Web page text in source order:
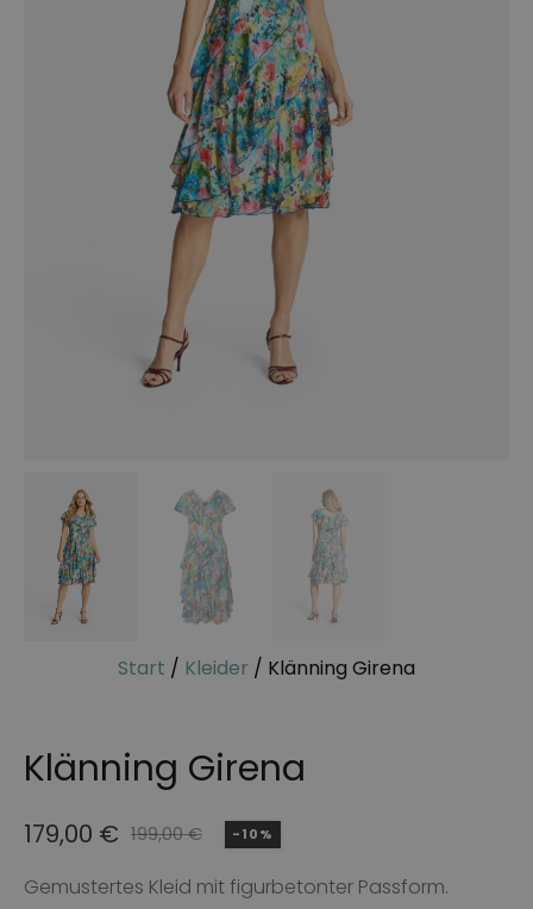
Start / Kleider / Klänning Girena
Klänning Girena
199,00€
Ursprünglicher
Preis
179,00 €
Aktueller
Preis
-10%
Gemustertes Kleid mit figurbetonter Passform.